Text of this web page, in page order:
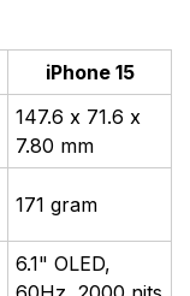
iPhone 15
147.6 x 71.6 x
7.80 mm
171 gram
6.1" OLED,